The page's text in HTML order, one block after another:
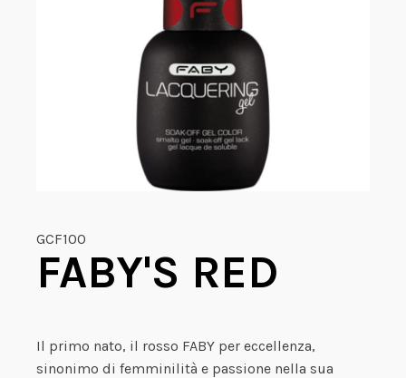
GCF100
FABY'S RED
Il primo nato, il rosso FABY per eccellenza,
sinonimo di femminilità e passione nella sua